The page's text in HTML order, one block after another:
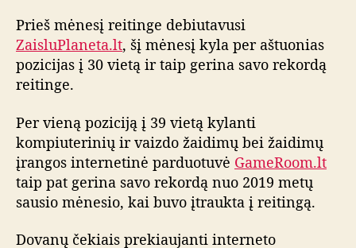
g
o
ž
v
a
g
a
Prieš mėnesį reitinge debiutavusi
ZaisluPlaneta.lt, šį mėnesį kyla per aštuonias
pozicijas į 30 vietą ir taip gerina savo rekordą
reitinge.
Per vieną poziciją į 39 vietą kylanti
kompiuterinių ir vaizdo žaidimų bei žaidimų
įrangos internetinė parduotuvė GameRoom.lt
taip pat gerina savo rekordą nuo 2019 metų
sausio mėnesio, kai buvo įtraukta į reitingą.
Dovanų čekiais prekiaujanti interneto